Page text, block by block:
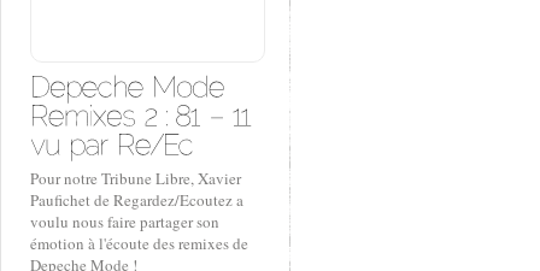
Pour notre Tribune Libre, Xavier
Paufichet de Regardez/Ecoutez a
voulu nous faire partager son
émotion à l'écoute des remixes de
Depeche Mode !